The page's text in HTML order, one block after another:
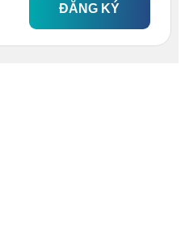
ĐĂNG KÝ